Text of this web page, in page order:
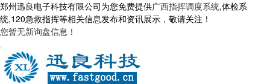
郑州迅良电子科技有限公司为您免费提供广西指挥调度系统,体检系
统,120急救指挥等相关信息发布和资讯展示，敬请关注！
您暂无新询盘信息！